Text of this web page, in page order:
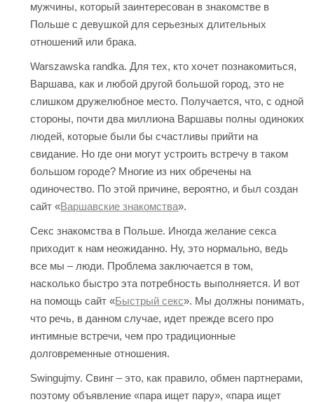
мужчины, который заинтересован в знакомстве в
Польше с девушкой для серьезных длительных
отношений или брака.
Warszawska randka. Для тех, кто хочет познакомиться,
Варшава, как и любой другой большой город, это не
слишком дружелюбное место. Получается, что, с одной
стороны, почти два миллиона Варшавы полны одиноких
людей, которые были бы счастливы прийти на
свидание. Но где они могут устроить встречу в таком
большом городе? Многие из них обречены на
одиночество. По этой причине, вероятно, и был создан
сайт «Варшавские знакомства».
Секс знакомства в Польше. Иногда желание секса
приходит к нам неожиданно. Ну, это нормально, ведь
все мы – люди. Проблема заключается в том,
насколько быстро эта потребность выполняется. И вот
на помощь сайт «Быстрый секс». Мы должны понимать,
что речь, в данном случае, идет прежде всего про
интимные встречи, чем про традиционные
долговременные отношения.
Swingujmy. Свинг – это, как правило, обмен партнерами,
поэтому объявление «пара ищет пару», «пара ищет